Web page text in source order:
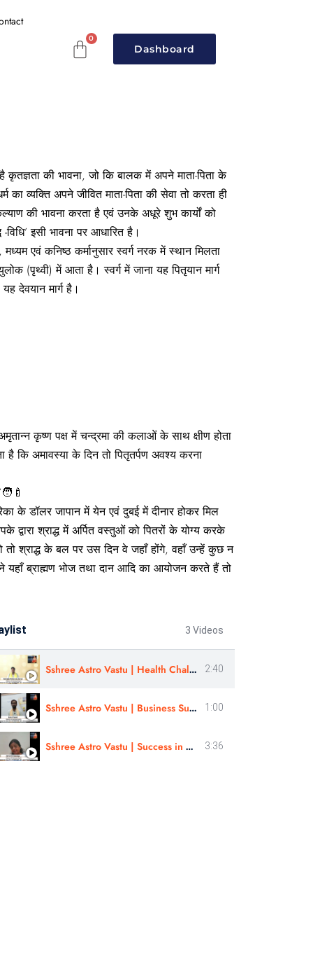
Dashboard
कृतज्ञता की भावना, जो कि बालक में अपने माता-पिता के
का व्यक्ति अपने जीवित माता-पिता की सेवा तो करता ही
की भावना करता है एवं उनके अधूरे शुभ कार्यों को
इसी भावना पर आधारित है।
एवं कनिष्ठ कर्मानुसार स्वर्ग नरक में स्थान मिलता
(पृथ्वी) में आता है। स्वर्ग में जाना यह पितृयान मार्ग
देवयान मार्ग है।
कृष्ण पक्ष में चन्द्रमा की कलाओं के साथ क्षीण होता
है कि अमावस्या के दिन तो पितृतर्पण अवश्य करना
के डॉलर जापान में येन एवं दुबई में दीनार होकर मिल
श्राद्ध में अर्पित वस्तुओं को पितरों के योग्य करके
श्राद्ध के बल पर उस दिन वे जहाँ होंगे, वहाँ उन्हें कुछ न
ब्राह्मण भोज तथा दान आदि का आयोजन करते हैं तो
3 Videos
Sshree Astro Vastu | Health Challenges |Review By - Kannada Mohan Jain Guru Ji | 2:40
Sshree Astro Vastu | Business Success | By Astro Prasad 1:00
Sshree Astro Vastu | Success in Marriage, Political Success, Finance | By Astro Priti somaiya 3:36